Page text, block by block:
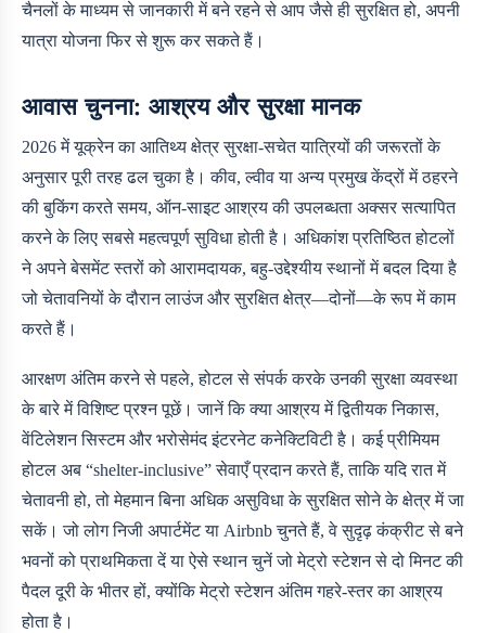
चैनलों के माध्यम से जानकारी में बने रहने से आप जैसे ही सुरक्षित हो, अपनी
यात्रा योजना फिर से शुरू कर सकते हैं।
आवास चुनना: आश्रय और सुरक्षा मानक
2026 में यूक्रेन का आतिथ्य क्षेत्र सुरक्षा-सचेत यात्रियों की जरूरतों के
अनुसार पूरी तरह ढल चुका है। कीव, ल्वीव या अन्य प्रमुख केंद्रों में ठहरने
की बुकिंग करते समय, ऑन-साइट आश्रय की उपलब्धता अक्सर सत्यापित
करने के लिए सबसे महत्वपूर्ण सुविधा होती है। अधिकांश प्रतिष्ठित होटलों
ने अपने बेसमेंट स्तरों को आरामदायक, बहु-उद्देश्यीय स्थानों में बदल दिया है
जो चेतावनियों के दौरान लाउंज और सुरक्षित क्षेत्र—दोनों—के रूप में काम
करते हैं।
आरक्षण अंतिम करने से पहले, होटल से संपर्क करके उनकी सुरक्षा व्यवस्था
के बारे में विशिष्ट प्रश्न पूछें। जानें कि क्या आश्रय में द्वितीयक निकास,
वेंटिलेशन सिस्टम और भरोसेमंद इंटरनेट कनेक्टिविटी है। कई प्रीमियम
होटल अब “shelter-inclusive” सेवाएँ प्रदान करते हैं, ताकि यदि रात में
चेतावनी हो, तो मेहमान बिना अधिक असुविधा के सुरक्षित सोने के क्षेत्र में जा
सकें। जो लोग निजी अपार्टमेंट या Airbnb चुनते हैं, वे सुदृढ़ कंक्रीट से बने
भवनों को प्राथमिकता दें या ऐसे स्थान चुनें जो मेट्रो स्टेशन से दो मिनट की
पैदल दूरी के भीतर हों, क्योंकि मेट्रो स्टेशन अंतिम गहरे-स्तर का आश्रय
होता है।